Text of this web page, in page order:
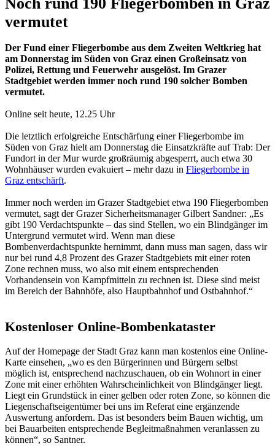
vermutet
Der Fund einer Fliegerbombe aus dem Zweiten Weltkrieg hat
am Donnerstag im Süden von Graz einen Großeinsatz von
Polizei, Rettung und Feuerwehr ausgelöst. Im Grazer
Stadtgebiet werden immer noch rund 190 solcher Bomben
vermutet.
Online seit heute, 12.25 Uhr
Die letztlich erfolgreiche Entschärfung einer Fliegerbombe im
Süden von Graz hielt am Donnerstag die Einsatzkräfte auf Trab: Der
Fundort in der Mur wurde großräumig abgesperrt, auch etwa 30
Wohnhäuser wurden evakuiert – mehr dazu in Fliegerbombe in
Graz entschärft.
Immer noch werden im Grazer Stadtgebiet etwa 190 Fliegerbomben
vermutet, sagt der Grazer Sicherheitsmanager Gilbert Sandner: „Es
gibt 190 Verdachtspunkte – das sind Stellen, wo ein Blindgänger im
Untergrund vermutet wird. Wenn man diese
Bombenverdachtspunkte hernimmt, dann muss man sagen, dass wir
nur bei rund 4,8 Prozent des Grazer Stadtgebiets mit einer roten
Zone rechnen muss, wo also mit einem entsprechenden
Vorhandensein von Kampfmitteln zu rechnen ist. Diese sind meist
im Bereich der Bahnhöfe, also Hauptbahnhof und Ostbahnhof.“
Kostenloser Online-Bombenkataster
Auf der Homepage der Stadt Graz kann man kostenlos eine Online-
Karte einsehen, „wo es den Bürgerinnen und Bürgern selbst
möglich ist, entsprechend nachzuschauen, ob ein Wohnort in einer
Zone mit einer erhöhten Wahrscheinlichkeit von Blindgänger liegt.
Liegt ein Grundstück in einer gelben oder roten Zone, so können die
Liegenschaftseigentümer bei uns im Referat eine ergänzende
Auswertung anfordern. Das ist besonders beim Bauen wichtig, um
bei Bauarbeiten entsprechende Begleitmaßnahmen veranlassen zu
können“, so Santner.